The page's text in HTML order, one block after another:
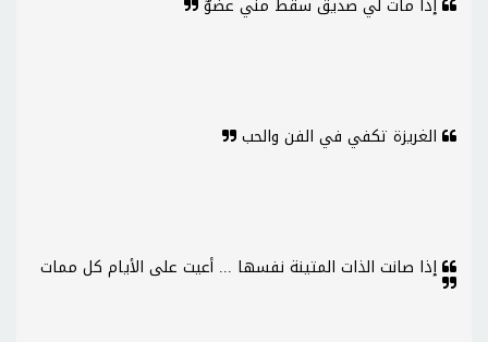
إذا مات لي صديق سقط مني عضوٌ
الغريزة تكفي في الفن والحب
إذا صانت الذات المتينة نفسها ... أعيت على الأيام كل ممات